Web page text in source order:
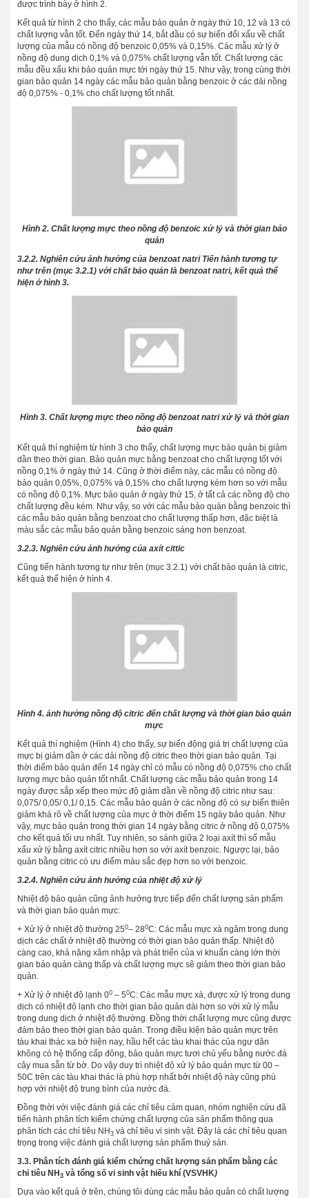
được trình bày ở hình 2.
Kết quả từ hình 2 cho thấy, các mẫu bảo quản ở ngày thứ 10, 12 và 13 có
chất lượng vẫn tốt. Đến ngày thứ 14, bắt đầu có sự biến đổi xấu về chất
lượng của mẫu có nồng độ benzoic 0,05% và 0,15%. Các mẫu xử lý ở
nồng độ dung dịch 0,1% và 0,075% chất lượng vẫn tốt. Chất lượng các
mẫu đều xấu khi bảo quản mực tới ngày thứ 15. Như vậy, trong cùng thời
gian bảo quản 14 ngày các mẫu bảo quản bằng benzoic ở các dải nồng
độ 0,075% - 0,1% cho chất lượng tốt nhất.
Hình 2. Chất lượng mực theo nồng độ benzoic xử lý và thời gian bảo
quản
3.2.2. Nghiên cứu ảnh hưởng của benzoat natri Tiến hành tương tự
như trên (mục 3.2.1) với chất bảo quản là benzoat natri, kết quả thể
hiện ở hình 3.
Hình 3. Chất lượng mực theo nồng độ benzoat natri xử lý và thời gian
bảo quản
Kết quả thí nghiệm từ hình 3 cho thấy, chất lượng mực bảo quản bị giảm
dần theo thời gian. Bảo quản mực bằng benzoat cho chất lượng tốt với
nồng 0,1% ở ngày thứ 14. Cũng ở thời điểm này, các mẫu có nồng độ
bảo quản 0,05%, 0,075% và 0,15% cho chất lượng kém hơn so với mẫu
có nồng độ 0,1%. Mực bảo quản ở ngày thứ 15, ở tất cả các nồng độ cho
chất lượng đều kém. Như vậy, so với các mẫu bảo quản bằng benzoic thì
các mẫu bảo quản bằng benzoat cho chất lượng thấp hơn, đặc biệt là
màu sắc các mẫu bảo quản bằng benzoic sáng hơn benzoat.
3.2.3. Nghiên cứu ảnh hưởng của axít cittic
Cũng tiến hành tương tự như trên (mục 3.2.1) với chất bảo quản là citric,
kết quả thể hiện ở hình 4.
Hình 4. ảnh hưởng nồng độ citric đến chất lượng và thời gian bảo quản
mực
Kết quả thí nghiệm (Hình 4) cho thấy, sự biến động giá trị chất lượng của
mực bị giảm dần ở các dải nồng độ citric theo thời gian bảo quản. Tại
thời điểm bảo quản đến 14 ngày chỉ có mẫu có nồng độ 0,075% cho chất
lượng mực bảo quản tốt nhất. Chất lượng các mẫu bảo quản trong 14
ngày được sắp xếp theo mức độ giảm dần về nồng độ citric như sau:
0,075/ 0,05/ 0,1/ 0,15. Các mẫu bảo quản ở các nồng độ có sự biến thiên
giảm khá rõ về chất lượng của mực ở thời điểm 15 ngày bảo quản. Như
vậy, mực bảo quản trong thời gian 14 ngày bằng citric ở nồng độ 0,075%
cho kết quả tối ưu nhất. Tuy nhiên, so sánh giữa 2 loại axít thì số mẫu
xấu xử lý bằng axít citric nhiều hơn so với axít benzoic. Ngược lại, bảo
quản bằng citric có ưu điểm màu sắc đẹp hơn so với benzoic.
3.2.4. Nghiên cứu ảnh hưởng của nhiệt độ xử lý
Nhiệt độ bảo quản cũng ảnh hưởng trực tiếp đến chất lượng sản phẩm
và thời gian bảo quản mực:
+ Xử lý ở nhiệt độ thường 250– 280C: Các mẫu mực xà ngâm trong dung
dịch các chất ở nhiệt độ thường có thời gian bảo quản thấp. Nhiệt độ
càng cao, khả năng xâm nhập và phát triển của vi khuẩn càng lớn thời
gian bảo quản càng thấp và chất lượng mực sẽ giảm theo thời gian bảo
quản.
+ Xử lý ở nhiệt độ lạnh 00 – 50C: Các mẫu mực xà, được xử lý trong dung
dịch có nhiệt độ lạnh cho thời gian bảo quản dài hơn so với xử lý mẫu
trong dung dịch ở nhiệt độ thường. Đồng thời chất lượng mực cũng được
đảm bảo theo thời gian bảo quản. Trong điều kiện bảo quản mực trên
tàu khai thác xa bờ hiện nay, hầu hết các tàu khai thác của ngư dân
không có hệ thống cấp đông, bảo quản mực tươi chủ yếu bằng nước đá
cây mua sẵn từ bờ. Do vậy duy trì nhiệt độ xử lý bảo quản mực từ 00 –
50C trên các tàu khai thác là phù hợp nhất bởi nhiệt độ này cũng phù
hợp với nhiệt độ trung bình của nước đá.
Đồng thời với việc đánh giá các chỉ tiêu cảm quan, nhóm nghiên cứu đã
tiến hành phân tích kiểm chứng chất lượng của sản phẩm thông qua
phân tích các chỉ tiêu NH 3 và chỉ tiêu vi sinh vật. Đây là các chỉ tiêu quan
trọng trong việc đánh giá chất lượng sản phẩm thuỷ sản.
3.3. Phân tích đánh giá kiểm chứng chất lượng sản phẩm bằng các
chỉ tiêu NH 3 và tổng số vi sinh vật hiếu khí (VSVHK)
Dựa vào kết quả ở trên, chúng tôi dùng các mẫu bảo quản có chất lượng